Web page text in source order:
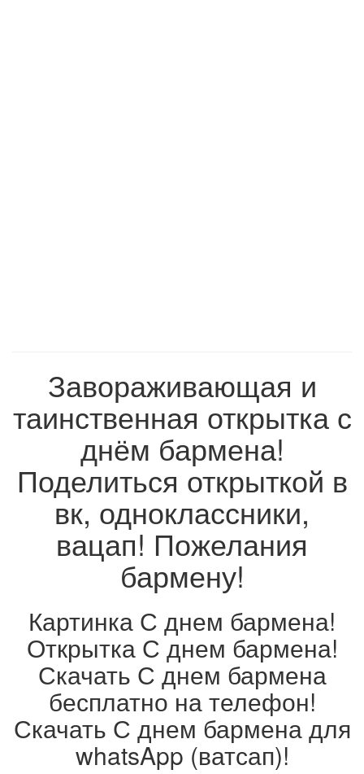
Завораживающая и
таинственная открытка с
днём бармена!
Поделиться открыткой в
вк, одноклассники,
вацап! Пожелания
бармену!
Картинка С днем бармена!
Открытка С днем бармена!
Скачать С днем бармена
бесплатно на телефон!
Скачать С днем бармена для
whatsApp (ватсап)!